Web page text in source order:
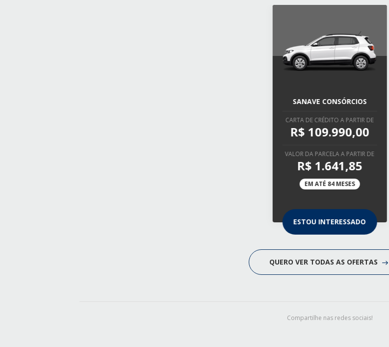
SANAVE CONSÓRCIOS
CARTA DE CRÉDITO A PARTIR DE
R$ 109.990,00
VALOR DA PARCELA A PARTIR DE
R$ 1.641,85
EM ATÉ 84 MESES
ESTOU INTERESSADO
QUERO VER TODAS AS OFERTAS
Compartilhe nas redes sociais!